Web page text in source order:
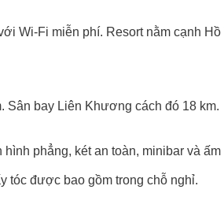
Wi-Fi miễn phí. Resort nằm cạnh
Sân bay Liên Khương cách đó 18 km.
phẳng, két an toàn, minibar và
tóc được bao gồm trong chỗ nghỉ.